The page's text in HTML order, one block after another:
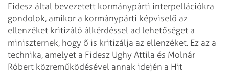
Fidesz által bevezetett kormánypárti interpellációkra
gondolok, amikor a kormánypárti képviselő az
ellenzéket kritizáló álkérdéssel ad lehetőséget a
miniszternek, hogy ő is kritizálja az ellenzéket. Ez az a
technika, amelyet a Fidesz Ughy Attila és Molnár
Róbert közreműködésével annak idején a Hit